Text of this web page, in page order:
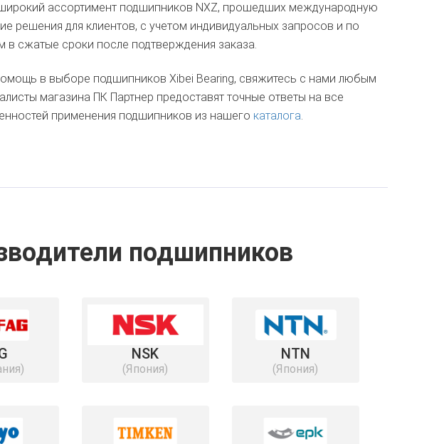
ассортимент подшипников NXZ, прошедших международную
решения для клиентов, с учетом индивидуальных запросов и по
сжатые сроки после подтверждения заказа.
в выборе подшипников Xibei Bearing, свяжитесь с нами любым
магазина ПК Партнер предоставят точные ответы на все
применения подшипников из нашего каталога.
подшипников
NSK
(Япония)
NTN
(Япония)